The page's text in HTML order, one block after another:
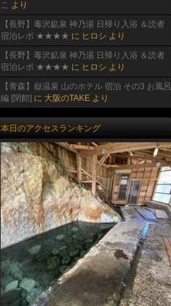
こ より
【長野】毒沢鉱泉 神乃湯 日帰り入浴 ＆読者
宿泊レポ ★★★★ に ヒロシ より
【長野】毒沢鉱泉 神乃湯 日帰り入浴 ＆読者
宿泊レポ ★★★★ に ヒロシ より
【青森】嶽温泉 山のホテル 宿泊 その3 お風呂
編 [閉館] に 大阪のTAKE より
本日のアクセスランキング